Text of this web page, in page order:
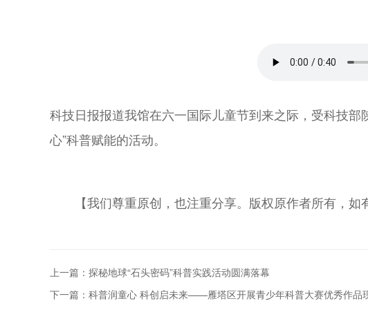
科技日报报道我馆在六一国际儿童节到来之际，受科技
心”科普赋能的活动。
【我们尊重原创，也注重分享。版权原作者所有，
上一篇：探秘地球“石头密码”科普实践活动圆满落幕
下一篇：科普润童心 科创启未来——雁塔区开展青少年科普大赛优秀作品